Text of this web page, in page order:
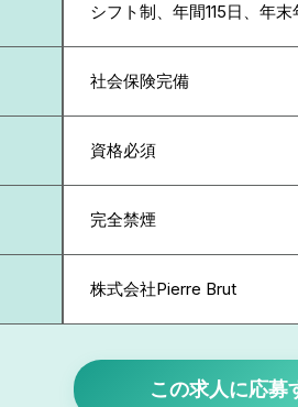
シフト制、年間115日、年
社会保険完備
資格必須
完全禁煙
株式会社Pierre Brut
この求人に応募